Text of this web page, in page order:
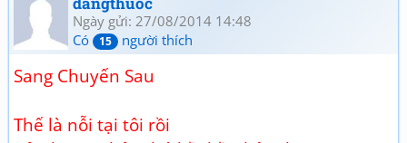
Ngày gửi: 27/08/2014 14:48
Có
15 người thích
Sang Chuyến Sau
Thế là nỗi tại tôi rồi